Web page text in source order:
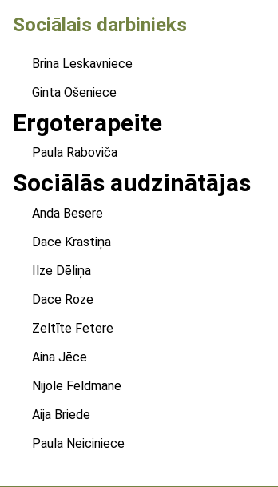
Sociālais darbinieks
Brina Leskavniece
Ginta Ošeniece
Ergoterapeite
Paula Raboviča
Sociālās audzinātājas
Anda Besere
Dace Krastiņa
Ilze Dēliņa
Dace Roze
Zeltīte Fetere
Aina Jēce
Nijole Feldmane
Aija Briede
Paula Neiciniece